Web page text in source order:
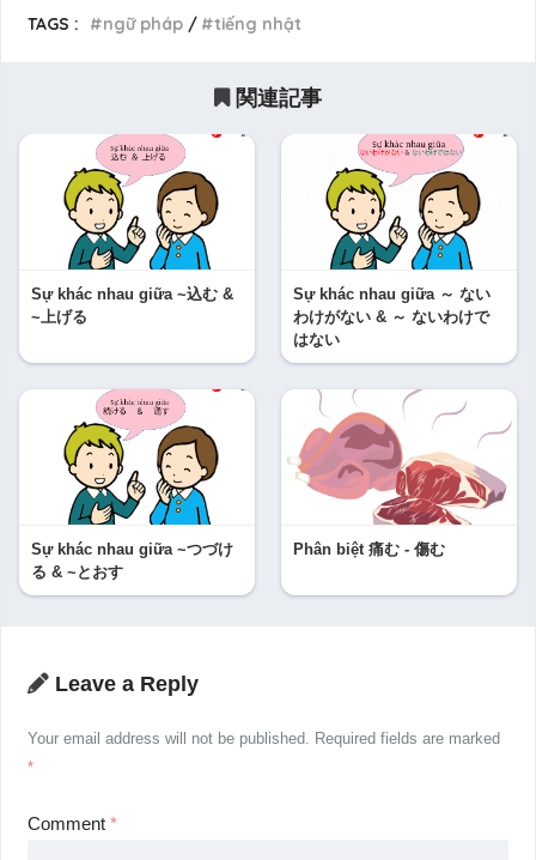
TAGS :
ngữ pháp tiếng nhật
関連記事
Sự khác nhau giữa ~込む &
~上げる
Sự khác nhau giữa ～ ない
わけがない & ～ ないわけで
はない
Sự khác nhau giữa ~つづけ
る & ~とおす
Phân biệt 痛む - 傷む
Leave a Reply
Your email address will not be published.
Required fields are marked
*
Comment*